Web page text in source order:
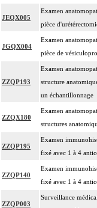
JEQX005
Examen
pièce
JGQX004
Examen
pièce de
ZZQP193
Examen
structure
un échantillonnage
ZZQX180
Examen
structures
ZZQP195
Examen
fixé avec 1 à 4
ZZQP140
Examen
fixé avec 1 à 4
ZZQP003
Surveillance